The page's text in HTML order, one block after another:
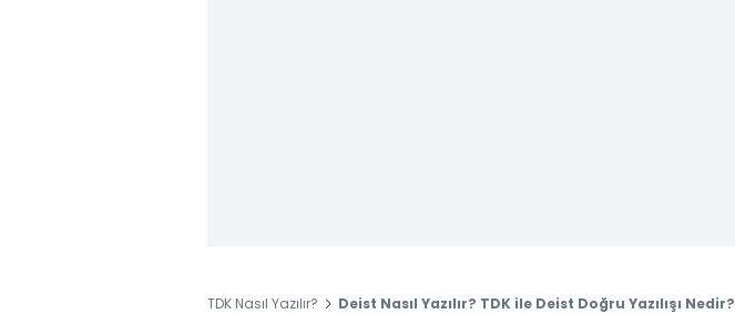
TDK Nasıl Yazılır? Deist Nasıl Yazılır? TDK ile Deist Doğru Yazılışı Nedir?